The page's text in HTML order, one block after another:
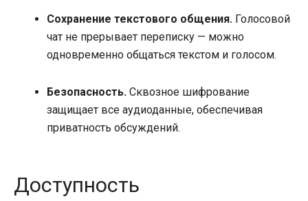
Сохранение текстового общения. Голосовой
чат не прерывает переписку — можно
одновременно общаться текстом и голосом.
Безопасность. Сквозное шифрование
защищает все аудиоданные, обеспечивая
приватность обсуждений.
Доступность